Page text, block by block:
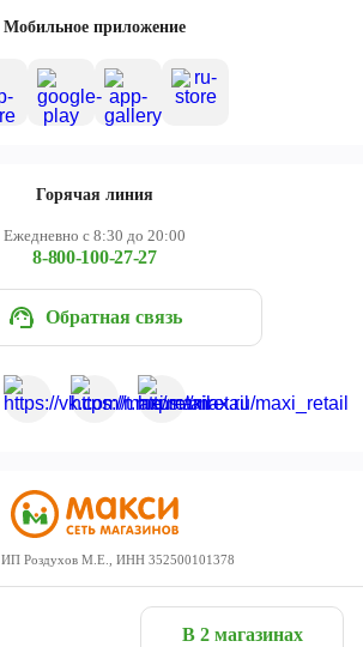
В 2 магазинах
Мобильное приложение
Горячая линия
Ежедневно с 8:30 до 20:00
8-800-100-27-27
Обратная связь
ИП Роздухов М.Е., ИНН 352500101378